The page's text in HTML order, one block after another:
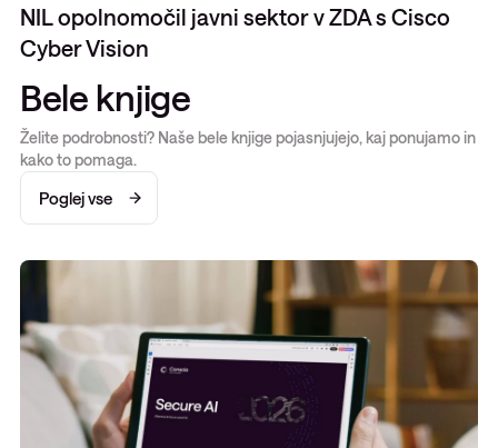
NIL opolnomočil javni sektor v ZDA s Cisco
Cyber Vision
Bele knjige
Želite podrobnosti? Naše bele knjige pojasnjujejo, kaj ponujamo in
kako to pomaga.
Poglej vse